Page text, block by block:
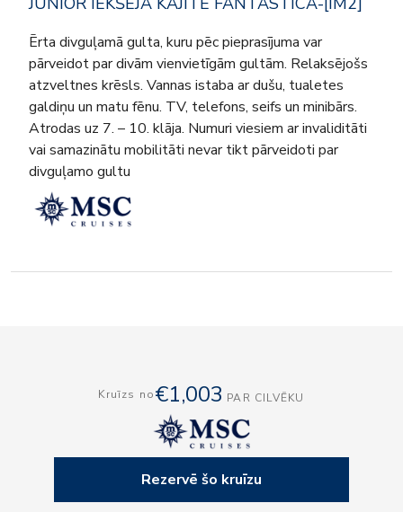
Ērta divguļamā gulta, kuru pēc pieprasījuma var
pārveidot par divām vienvietīgām gultām. Relaksējošs
atzveltnes krēsls. Vannas istaba ar dušu, tualetes
galdiņu un matu fēnu. TV, telefons, seifs un minibārs.
Atrodas uz 7. – 10. klāja. Numuri viesiem ar invaliditāti
vai samazinātu mobilitāti nevar tikt pārveidoti par
divguļamo gultu
Kruīzs no€1,003 PAR CILVĒKU
Rezervē šo kruīzu